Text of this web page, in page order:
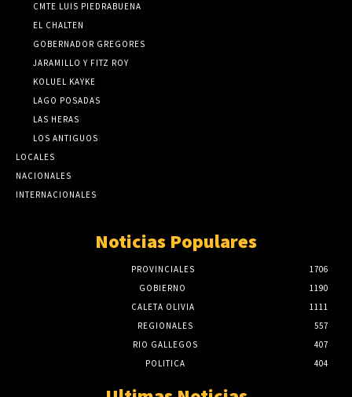
CMTE LUIS PIEDRABUENA
EL CHALTEN
GOBERNADOR GREGORES
JARAMILLO Y FITZ ROY
KOLUEL KAYKE
LAGO POSADAS
LAS HERAS
LOS ANTIGUOS
LOCALES
NACIONALES
INTERNACIONALES
Noticias Populares
PROVINCIALES
1706
GOBIERNO
1190
CALETA OLIVIA
1111
REGIONALES
557
RIO GALLEGOS
407
POLITICA
404